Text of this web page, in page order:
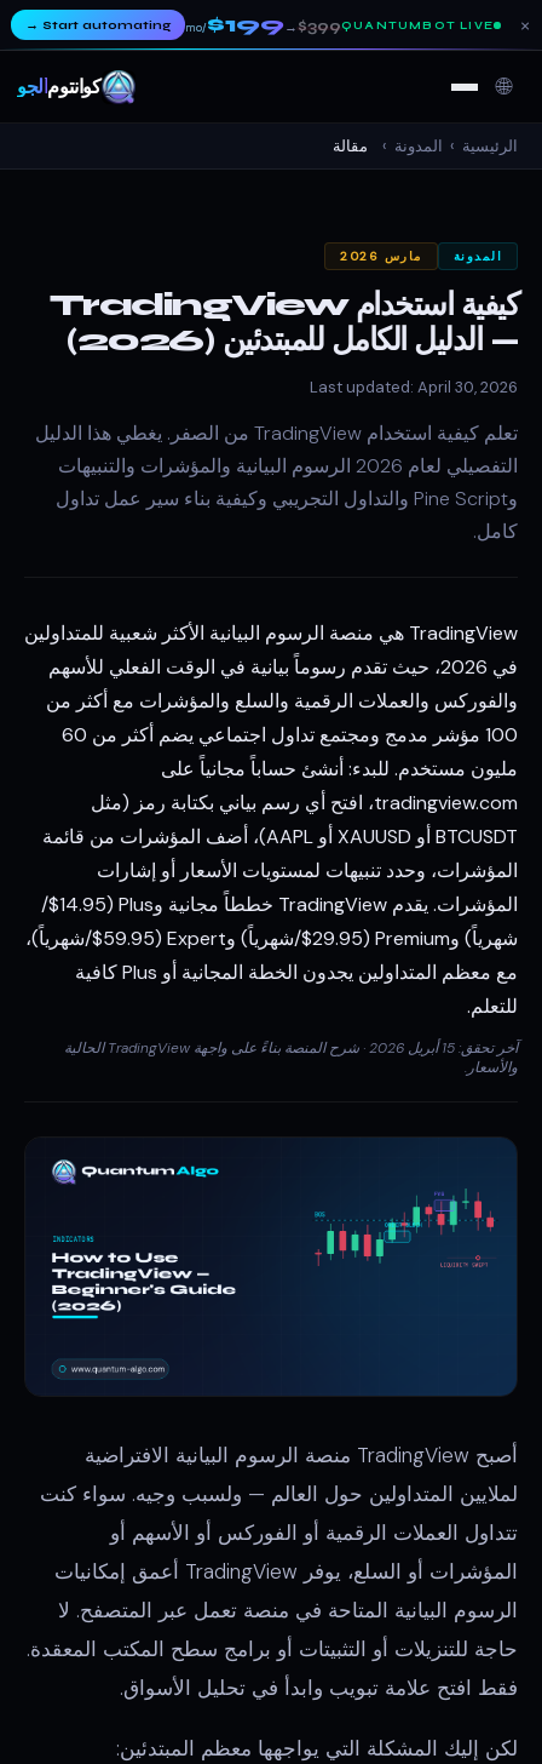
QUANTUMBOT LIVE
$399
→
$199
/mo
Start automating
→ ×
كوانتومألجو 🌐
الرئيسية › المدونة › مقالة
المدونة مارس 2026
كيفية استخدام TradingView
— الدليل الكامل للمبتدئين (2026)
Last updated: April 30, 2026
تعلم كيفية استخدام TradingView من الصفر. يغطي هذا الدليل
التفصيلي لعام 2026 الرسوم البيانية والمؤشرات والتنبيهات
وPine Script والتداول التجريبي وكيفية بناء سير عمل تداول
كامل.
TradingView هي منصة الرسوم البيانية الأكثر شعبية للمتداولين
في 2026، حيث تقدم رسوماً بيانية في الوقت الفعلي للأسهم
والفوركس والعملات الرقمية والسلع والمؤشرات مع أكثر من
100 مؤشر مدمج ومجتمع تداول اجتماعي يضم أكثر من 60
مليون مستخدم. للبدء: أنشئ حساباً مجانياً على
tradingview.com، افتح أي رسم بياني بكتابة رمز (مثل
BTCUSDT أو XAUUSD أو AAPL)، أضف المؤشرات من قائمة
المؤشرات، وحدد تنبيهات لمستويات الأسعار أو إشارات
المؤشرات. يقدم TradingView خططاً مجانية وPlus ($14.95/
شهرياً) وPremium ($29.95/شهرياً) وExpert ($59.95/شهرياً)،
مع معظم المتداولين يجدون الخطة المجانية أو Plus كافية
للتعلم.
آخر تحقق: 15 أبريل 2026 · شرح المنصة بناءً على واجهة TradingView الحالية
والأسعار.
أصبح TradingView منصة الرسوم البيانية الافتراضية
لملايين المتداولين حول العالم — ولسبب وجيه. سواء كنت
تتداول العملات الرقمية أو الفوركس أو الأسهم أو
المؤشرات أو السلع، يوفر TradingView أعمق إمكانيات
الرسوم البيانية المتاحة في منصة تعمل عبر المتصفح. لا
حاجة للتنزيلات أو التثبيتات أو برامج سطح المكتب المعقدة.
فقط افتح علامة تبويب وابدأ في تحليل الأسواق.
لكن إليك المشكلة التي يواجهها معظم المبتدئين: